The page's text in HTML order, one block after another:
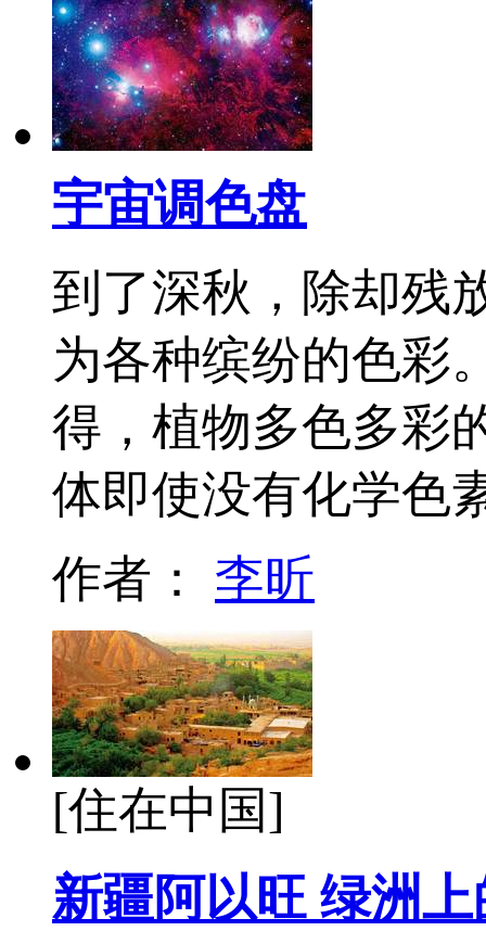
宇宙调色盘
到了深秋，除却残
为各种缤纷的色彩
得，植物多色多彩
体即使没有化学
作者： 李昕
[住在中国]
新疆阿以旺 绿洲